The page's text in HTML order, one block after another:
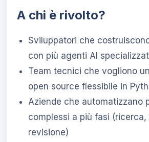
A chi è rivolto?
Sviluppatori che
con più agenti AI
Team tecnici che vogliono
open source flessibile in
Aziende che automatizzano
complessi a più fasi
revisione)